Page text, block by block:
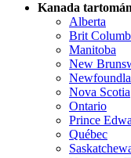
Kanada
Alberta
Brit
Manitoba
New
Nova Scotia
Ontario
Prince
Québec